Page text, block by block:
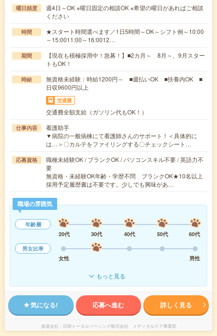
曜日頻度
週4日～OK ※曜日固定の相談OK ※希望の曜日があればご相談
ください
時間
★スタート時間選べます／1日5時間～OK～シフト例～10:00
～15:0011:00～16:0012…
期間
【現在も積極採用中！急募！】■2カ月～ 8月～、9月スター
トもOK！
時給
無資格未経験：時給1200円～ ■週払いOK ■扶養内OK ■
日収9600円以上
交通費
交通費全額支給（ガソリン代もOK！）
仕事内容
看護助手
▼病院の一般病棟にて看護師さんのサポート！＜具体的に
は…＞〇カルテをファイリングする〇チェックシート…
応募資格
職種未経験OK / ブランクOK / パソコンスキル不要 / 英語力不
要
無資格・未経験OK年齢・学歴不問 ブランクOK★10名以上
採用予定履歴書は不要です。少しでも興味があ…
職場の雰囲気
年齢層
20代
30代 40代 50代
60代
男女比率
女性
男性
もっと見る
気になる! 応募へ進む 詳しく見る
派遣会社 日研トータルソーシング株式会社 メディカルケア事業部